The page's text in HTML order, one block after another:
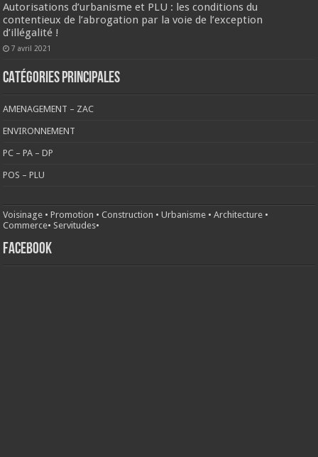
Autorisations d’urbanisme et PLU : les conditions du
contentieux de l’abrogation par la voie de l’exception
d’illégalité !
7 avril 2021
CATÉGORIES PRINCIPALES
AMENAGEMENT – ZAC
ENVIRONNEMENT
PC – PA – DP
POS – PLU
Voisinage •Promotion •Construction •Urbanisme •Architecture •
Commerce• Servitudes•
FACEBOOK